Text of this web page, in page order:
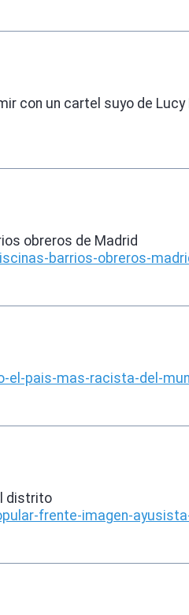
con un cartel suyo de
obreros de Madrid
barrios-obreros-
el-pais-mas-racista-del-
distrito
frente-imagen-